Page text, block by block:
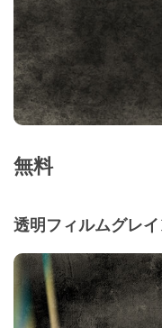
無料